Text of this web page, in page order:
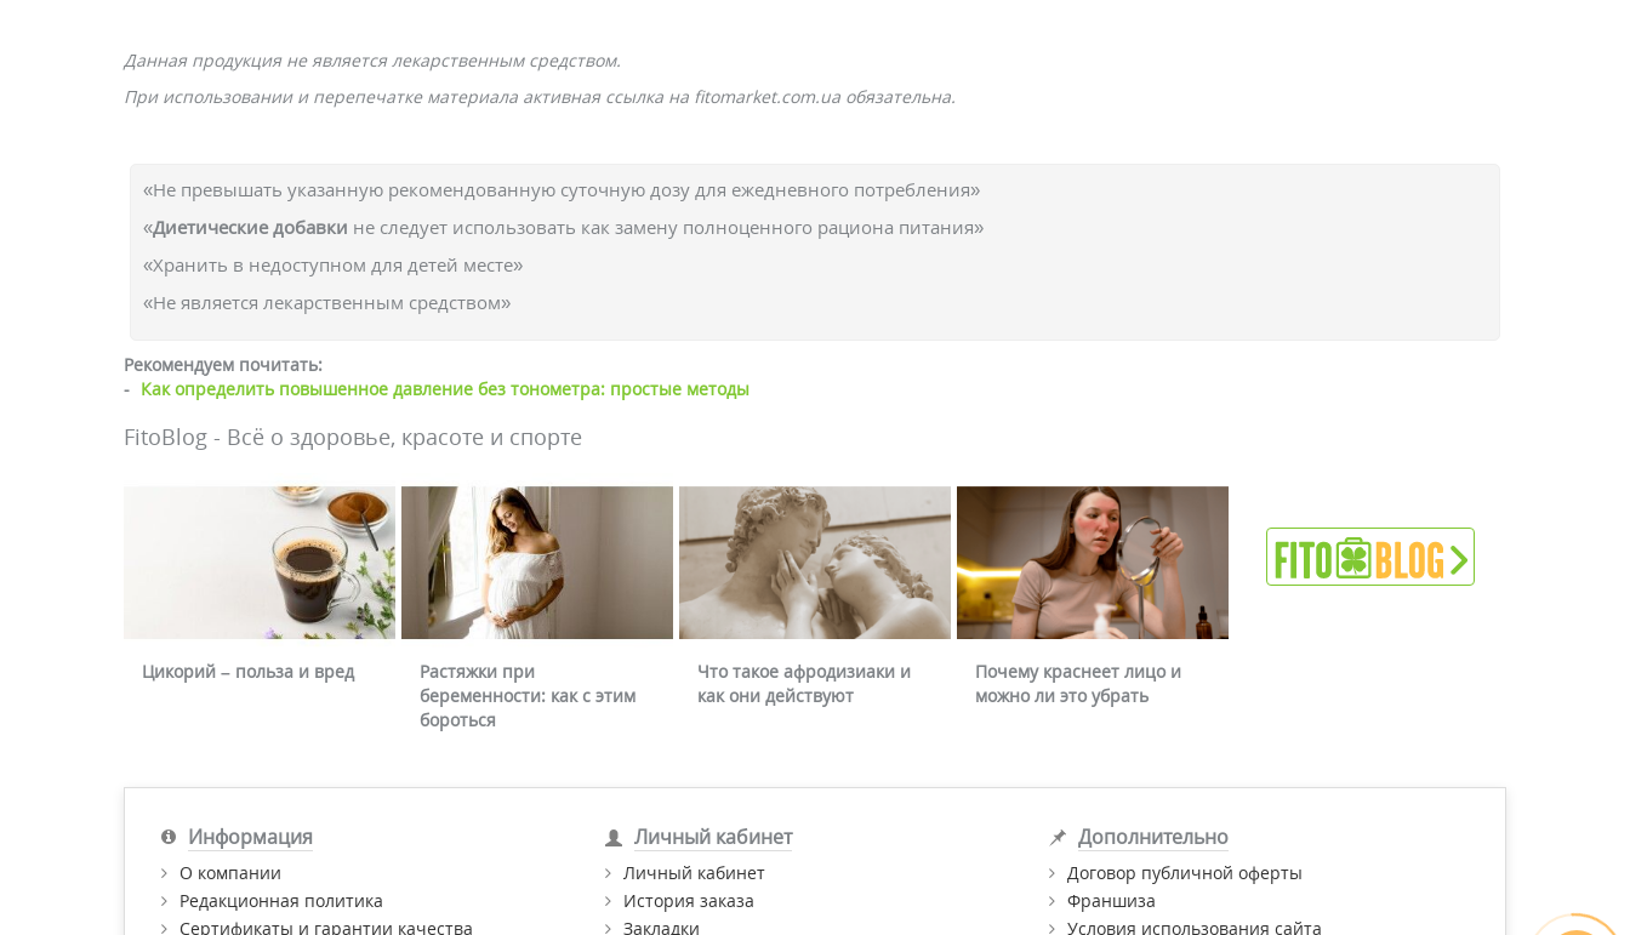
Данная продукция не является лекарственным средством.
При использовании и перепечатке материала активная ссылка на fitomarket.com.ua обязательна.
«Не превышать указанную рекомендованную суточную дозу для ежедневного потребления»
«Диетические добавки не следует использовать как замену полноценного рациона питания»
«Хранить в недоступном для детей месте»
«Не является лекарственным средством»
Рекомендуем почитать:
- Как определить повышенное давление без тонометра: простые методы
FitoBlog - Всё о здоровье, красоте и спорте
Цикорий – польза и вред
Растяжки при
беременности: как с этим
бороться
Что такое афродизиаки и
как они действуют
Почему краснеет лицо и
можно ли это убрать
Информация
О компании
Редакционная политика
Сертификаты и гарантии качества
Личный кабинет
Личный кабинет
История заказа
Закладки
Дополнительно
Договор публичной оферты
Франшиза
Условия использования сайта